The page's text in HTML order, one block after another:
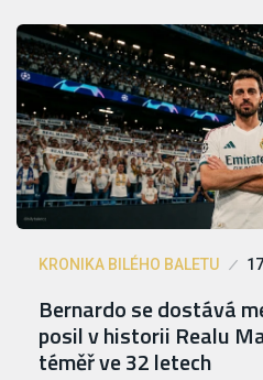
KRONIKA BILÉHO BALETU
Bernardo se dostává
posil v historii Realu
téměř ve 32 letech